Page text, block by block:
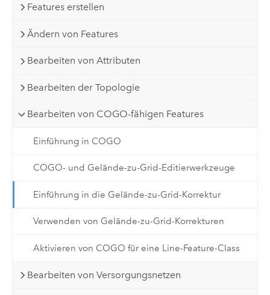
Features erstellen
Ändern von Features
Bearbeiten von Attributen
Bearbeiten der Topologie
Bearbeiten von COGO-fähigen Features
Einführung in COGO
COGO- und Gelände-zu-Grid-Editierwerkzeuge
Einführung in die Gelände-zu-Grid-Korrektur
Verwenden von Gelände-zu-Grid-Korrekturen
Aktivieren von COGO für eine Line-Feature-Class
Bearbeiten von Versorgungsnetzen